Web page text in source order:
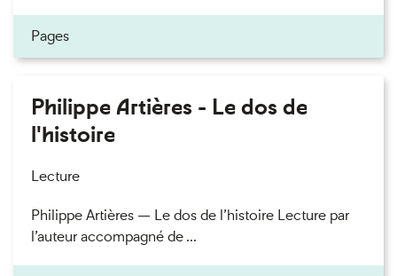
Pages
Philippe Artières - Le dos de
l'histoire
Lecture
Philippe Artières — Le dos de l’histoire Lecture par
l’auteur accompagné de ...